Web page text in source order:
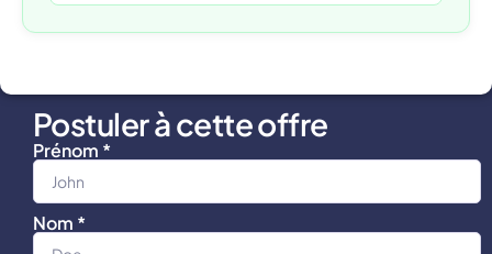
Postuler à cette offre
Prénom *
Nom *